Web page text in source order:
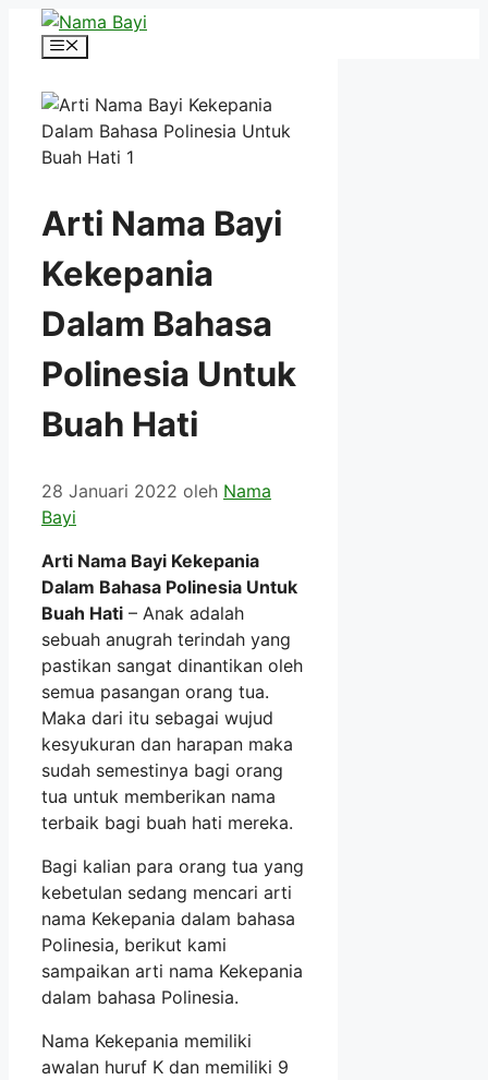
Langsung
Menu
Arti Nama Bayi
Kekepania
Dalam Bahasa
Polinesia Untuk
Buah Hati
28 Januari 2022 oleh Nama
Bayi
Arti Nama Bayi Kekepania
Dalam Bahasa Polinesia Untuk
Buah Hati – Anak adalah
sebuah anugrah terindah yang
pastikan sangat dinantikan oleh
semua pasangan orang tua.
Maka dari itu sebagai wujud
kesyukuran dan harapan maka
sudah semestinya bagi orang
tua untuk memberikan nama
terbaik bagi buah hati mereka.
Bagi kalian para orang tua yang
kebetulan sedang mencari arti
nama Kekepania dalam bahasa
Polinesia, berikut kami
sampaikan arti nama Kekepania
dalam bahasa Polinesia.
Nama Kekepania memiliki
awalan huruf K dan memiliki 9